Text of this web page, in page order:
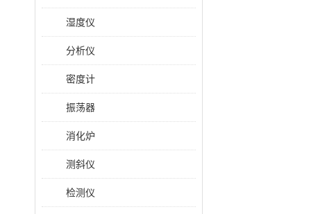
湿度仪
分析仪
密度计
振荡器
消化炉
测斜仪
检测仪